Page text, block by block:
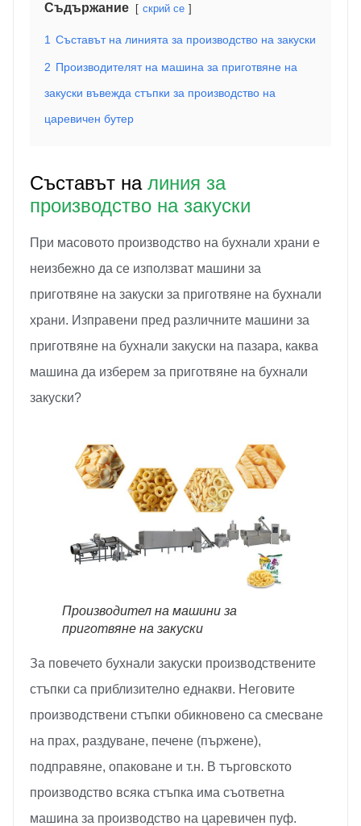
Съдържание скрий се
1 Съставът на линията за производство на закуски
2 Производителят на машина за приготвяне на
закуски въвежда стъпки за производство на
царевичен бутер
Съставът на линия за
производство на закуски
При масовото производство на бухнали храни е
неизбежно да се използват машини за
приготвяне на закуски за приготвяне на бухнали
храни. Изправени пред различните машини за
приготвяне на бухнали закуски на пазара, каква
машина да изберем за приготвяне на бухнали
закуски?
Производител на машини за
приготвяне на закуски
За повечето бухнали закуски производствените
стъпки са приблизително еднакви. Неговите
производствени стъпки обикновено са смесване
на прах, раздуване, печене (пържене),
подправяне, опаковане и т.н. В търговското
производство всяка стъпка има съответна
машина за производство на царевичен пуф.